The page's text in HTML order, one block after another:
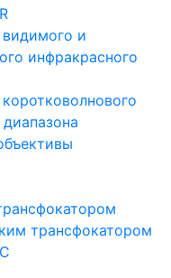
и
инфракрасного
трансфокатором